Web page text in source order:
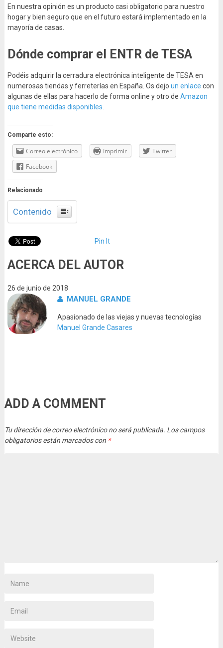
En nuestra opinión es un producto casi obligatorio para nuestro
hogar y bien seguro que en el futuro estará implementado en la
mayoría de casas.
Dónde comprar el ENTR de TESA
Podéis adquirir la cerradura electrónica inteligente de TESA en
numerosas tiendas y ferreterías en España. Os dejo un enlace con
algunas de ellas para hacerlo de forma online y otro de Amazon
que tiene medidas disponibles.
Comparte esto:
Correo electrónico Imprimir
Twitter
Facebook
Relacionado
Contenido
Pin It
ACERCA DEL AUTOR
26 de junio de 2018
MANUEL GRANDE
Apasionado de las viejas y nuevas tecnologías
Manuel Grande Casares
ADD A COMMENT
Tu dirección de correo electrónico no será publicada. Los campos
obligatorios están marcados con *